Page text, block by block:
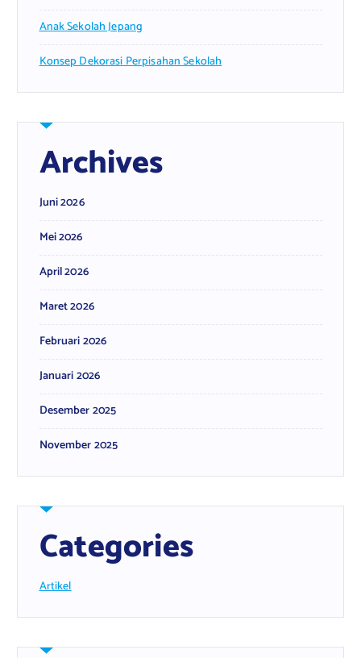
Anak Sekolah Jepang
Konsep Dekorasi Perpisahan Sekolah
Archives
Juni 2026
Mei 2026
April 2026
Maret 2026
Februari 2026
Januari 2026
Desember 2025
November 2025
Categories
Artikel